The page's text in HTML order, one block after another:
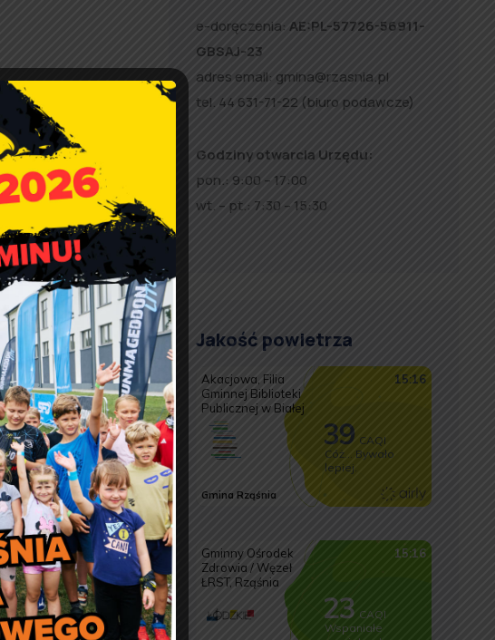
Premium Poultry
Tomasz Bożek.
e-doręczenia: AE:PL-57726-56911-
GBSAJ-23
adres email: gmina@rzasnia.pl
tel. 44 631-71-22 (biuro podawcze)
Godziny otwarcia Urzędu:
pon.: 9:00 – 17:00
wt. – pt.: 7:30 – 15:30
Jakość powietrza